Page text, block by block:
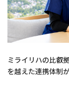
ミライリハの比叡
を越えた連携体制